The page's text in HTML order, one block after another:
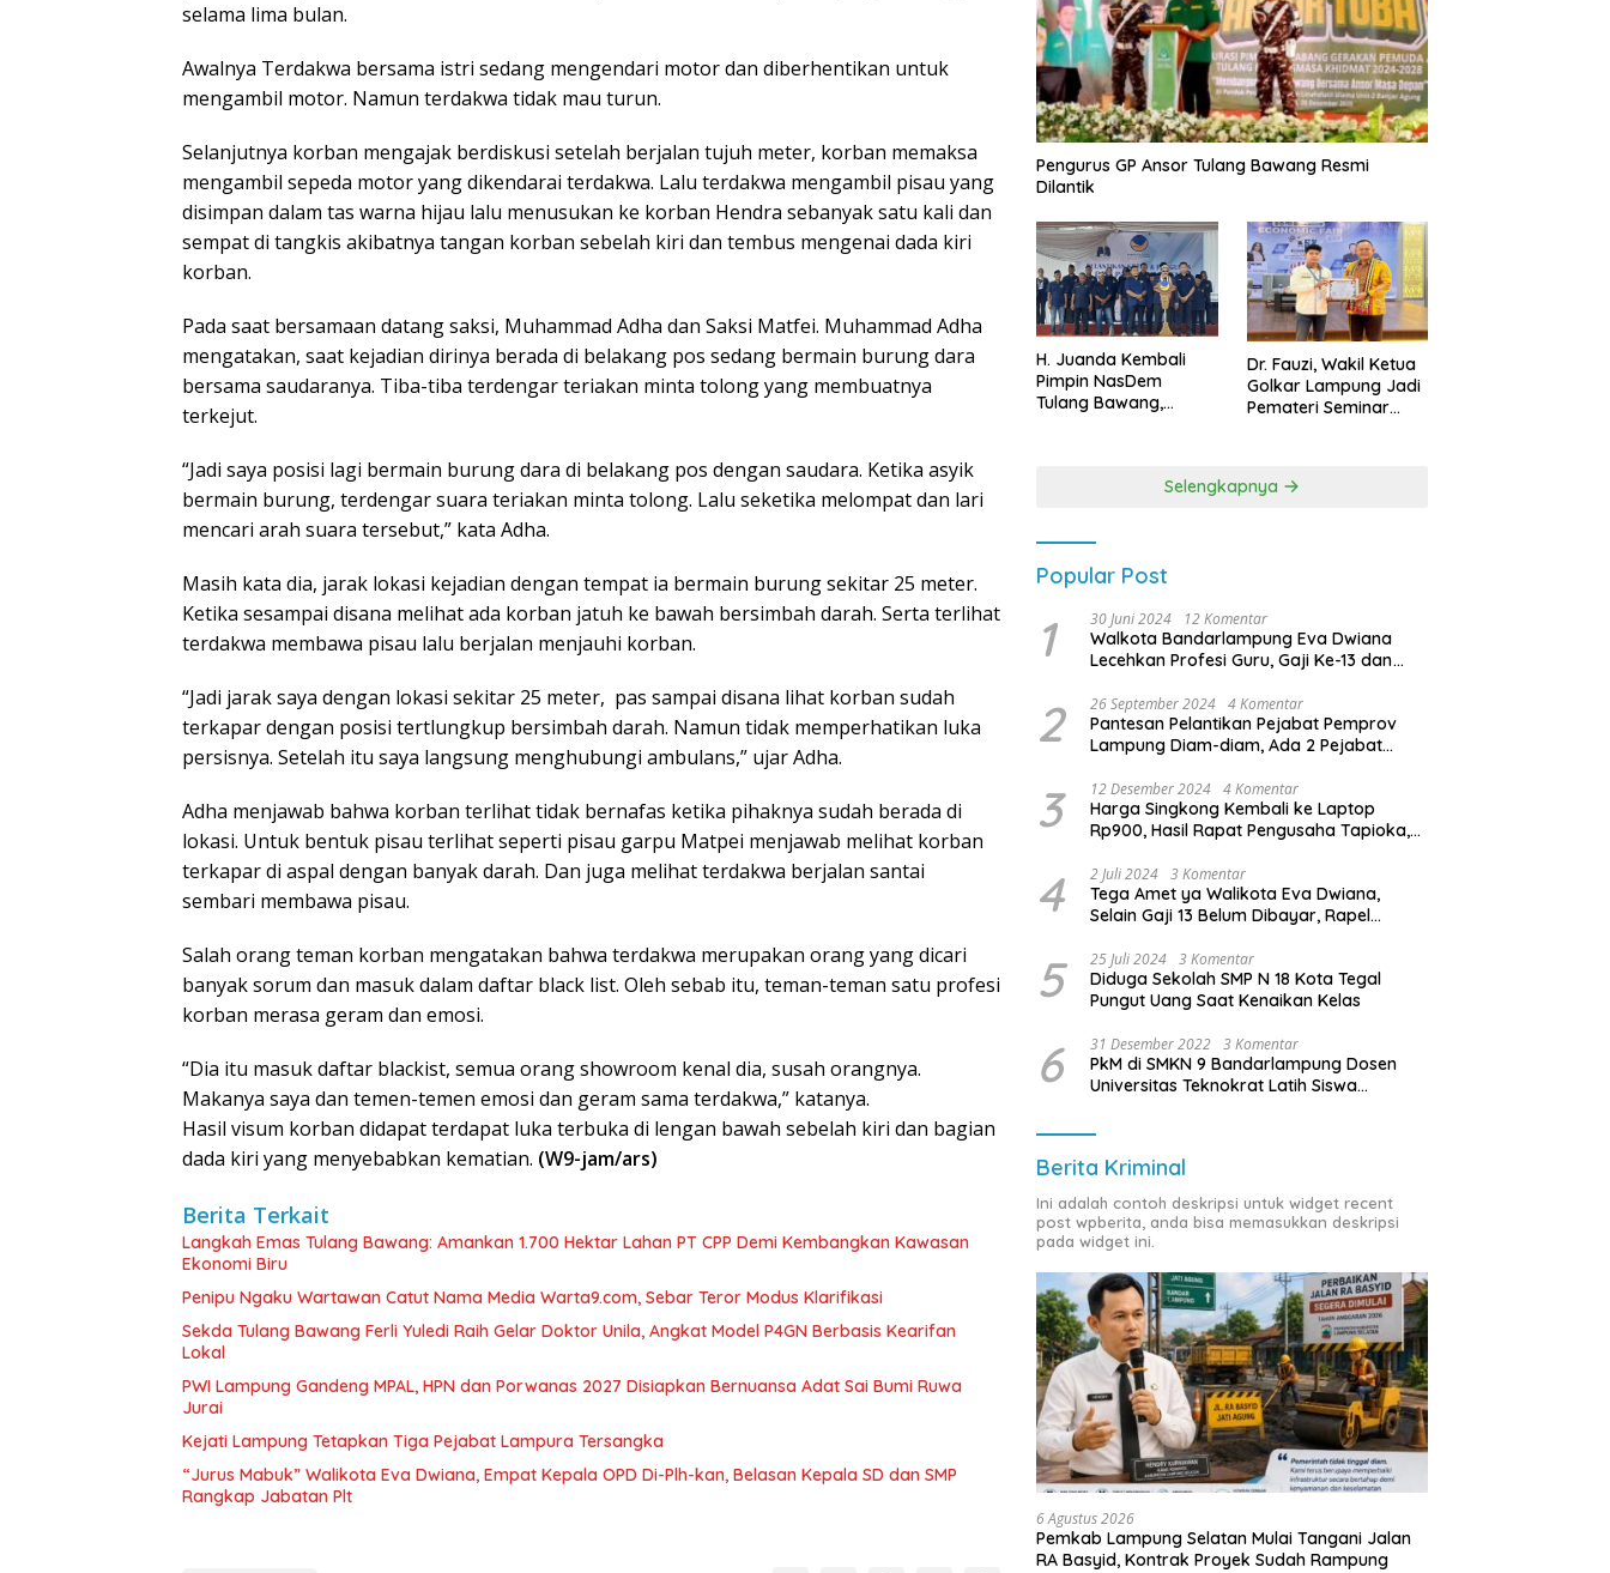
selama lima bulan.
Awalnya Terdakwa bersama istri sedang mengendari motor dan diberhentikan untuk
mengambil motor. Namun terdakwa tidak mau turun.
Selanjutnya korban mengajak berdiskusi setelah berjalan tujuh meter, korban memaksa
mengambil sepeda motor yang dikendarai terdakwa. Lalu terdakwa mengambil pisau yang
disimpan dalam tas warna hijau lalu menusukan ke korban Hendra sebanyak satu kali dan
sempat di tangkis akibatnya tangan korban sebelah kiri dan tembus mengenai dada kiri
korban.
Pada saat bersamaan datang saksi, Muhammad Adha dan Saksi Matfei. Muhammad Adha
mengatakan, saat kejadian dirinya berada di belakang pos sedang bermain burung dara
bersama saudaranya. Tiba-tiba terdengar teriakan minta tolong yang membuatnya
terkejut.
“Jadi saya posisi lagi bermain burung dara di belakang pos dengan saudara. Ketika asyik
bermain burung, terdengar suara teriakan minta tolong. Lalu seketika melompat dan lari
mencari arah suara tersebut,” kata Adha.
Masih kata dia, jarak lokasi kejadian dengan tempat ia bermain burung sekitar 25 meter.
Ketika sesampai disana melihat ada korban jatuh ke bawah bersimbah darah. Serta terlihat
terdakwa membawa pisau lalu berjalan menjauhi korban.
“Jadi jarak saya dengan lokasi sekitar 25 meter, pas sampai disana lihat korban sudah
terkapar dengan posisi tertlungkup bersimbah darah. Namun tidak memperhatikan luka
persisnya. Setelah itu saya langsung menghubungi ambulans,” ujar Adha.
Adha menjawab bahwa korban terlihat tidak bernafas ketika pihaknya sudah berada di
lokasi. Untuk bentuk pisau terlihat seperti pisau garpu Matpei menjawab melihat korban
terkapar di aspal dengan banyak darah. Dan juga melihat terdakwa berjalan santai
sembari membawa pisau.
Salah orang teman korban mengatakan bahwa terdakwa merupakan orang yang dicari
banyak sorum dan masuk dalam daftar black list. Oleh sebab itu, teman-teman satu profesi
korban merasa geram dan emosi.
“Dia itu masuk daftar blackist, semua orang showroom kenal dia, susah orangnya.
Makanya saya dan temen-temen emosi dan geram sama terdakwa,” katanya.
Hasil visum korban didapat terdapat luka terbuka di lengan bawah sebelah kiri dan bagian
dada kiri yang menyebabkan kematian. (W9-jam/ars)
Berita Terkait
Langkah Emas Tulang Bawang: Amankan 1.700 Hektar Lahan PT CPP Demi Kembangkan Kawasan
Ekonomi Biru
Penipu Ngaku Wartawan Catut Nama Media Warta9.com, Sebar Teror Modus Klarifikasi
Sekda Tulang Bawang Ferli Yuledi Raih Gelar Doktor Unila, Angkat Model P4GN Berbasis Kearifan
Lokal
PWI Lampung Gandeng MPAL, HPN dan Porwanas 2027 Disiapkan Bernuansa Adat Sai Bumi Ruwa
Jurai
Kejati Lampung Tetapkan Tiga Pejabat Lampura Tersangka
“Jurus Mabuk” Walikota Eva Dwiana, Empat Kepala OPD Di-Plh-kan, Belasan Kepala SD dan SMP
Rangkap Jabatan Plt
Pengurus GP Ansor Tulang Bawang Resmi
Dilantik
H. Juanda Kembali
Pimpin NasDem
Tulang Bawang,
Dr. Fauzi, Wakil Ketua
Golkar Lampung Jadi
Pemateri Seminar
Kebangsaan
Selengkapnya
Popular Post
1 30 Juni 2024 12 Komentar
Walkota Bandarlampung Eva Dwiana
Lecehkan Profesi Guru, Gaji Ke-13 dan
2 26 September 2024 4 Komentar
Pantesan Pelantikan Pejabat Pemprov
Lampung Diam-diam, Ada 2 Pejabat
3 12 Desember 2024 4 Komentar
Harga Singkong Kembali ke Laptop
Rp900, Hasil Rapat Pengusaha Tapioka,
Lampung
4 2 Juli 2024 3 Komentar
Tega Amet ya Walikota Eva Dwiana,
Selain Gaji 13 Belum Dibayar, Rapel
Dibayar
5 25 Juli 2024 3 Komentar
Diduga Sekolah SMP N 18 Kota Tegal
Pungut Uang Saat Kenaikan Kelas
6 31 Desember 2022 3 Komentar
PkM di SMKN 9 Bandarlampung Dosen
Universitas Teknokrat Latih Siswa
Berita Kriminal
Ini adalah contoh deskripsi untuk widget recent
post wpberita, anda bisa memasukkan deskripsi
pada widget ini.
6 Agustus 2026
Pemkab Lampung Selatan Mulai Tangani Jalan
RA Basyid, Kontrak Proyek Sudah Rampung